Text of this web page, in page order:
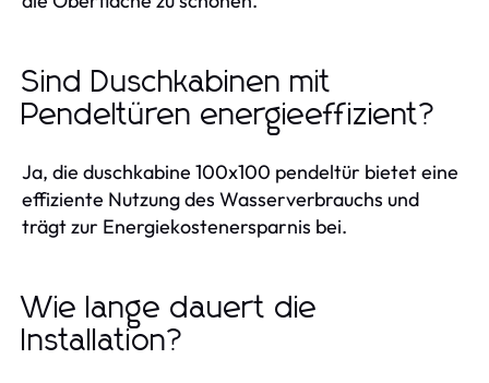
Sind Duschkabinen mit
Pendeltüren energieeffizient?
Ja, die duschkabine 100x100 pendeltür bietet eine
effiziente Nutzung des Wasserverbrauchs und
trägt zur Energiekostenersparnis bei.
Wie lange dauert die
Installation?